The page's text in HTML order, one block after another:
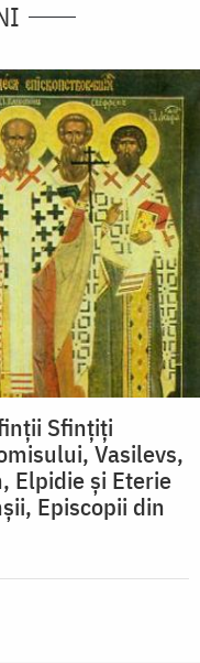
Sfinţiţi
Vasilevs,
Elpidie şi Eterie
Episcopii din